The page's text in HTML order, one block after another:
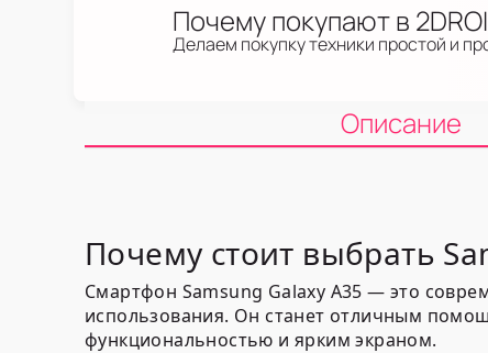
Почему покупают в
Делаем покупку техники простой и
Описание
Почему стоит выбрать
Смартфон Samsung Galaxy A35 — это
использования. Он станет отличным
функциональностью и ярким экраном.